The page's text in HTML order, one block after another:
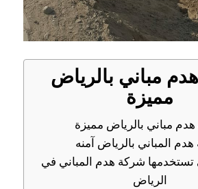
مباني بالرياض
مميزة
مباني بالرياض مميزة
المباني بالرياض آمنه
تستخدمها شركة هدم المباني في
الرياض